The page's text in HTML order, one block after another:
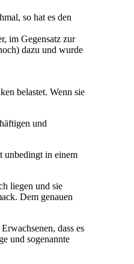
so hat es den
im Gegensatz zur
dazu und wurde
belastet. Wenn sie
und
unbedingt in einem
liegen und sie
Dem genauen
dass es
und sogenannte